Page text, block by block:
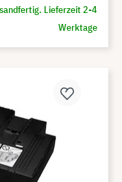
Lieferzeit 2-4
Werktage